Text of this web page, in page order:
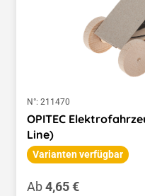
N°: 211470
OPITEC
Line)
Varianten verfügbar
Regulärer Preis:
Ab4,65 €